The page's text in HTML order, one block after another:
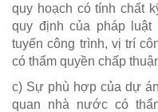
quy hoạch có tính chất
quy định của pháp
tuyến công trình, vị trí
có thẩm quyền chấp
c) Sự phù hợp của dự
quan nhà nước có